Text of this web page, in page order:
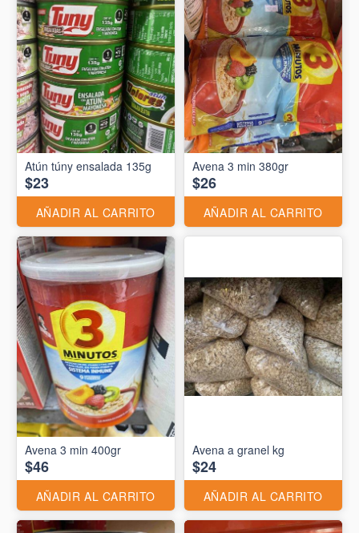
Atún túny ensalada 135g
$23
AÑADIR AL CARRITO
Avena 3 min 380gr
$26
AÑADIR AL CARRITO
Avena 3 min 400gr
$46
AÑADIR AL CARRITO
Avena a granel kg
$24
AÑADIR AL CARRITO